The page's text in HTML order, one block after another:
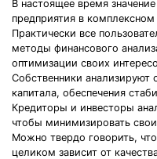
В настоящее время
предприятия в
Практически все
методы финансового
оптимизации своих
Собственники анализируют
капитала, обеспечения
Кредиторы и инвесторы
чтобы минимизировать
Можно твердо говорить,
целиком зависит от